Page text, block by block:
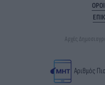
Αρχές
Αριθμός